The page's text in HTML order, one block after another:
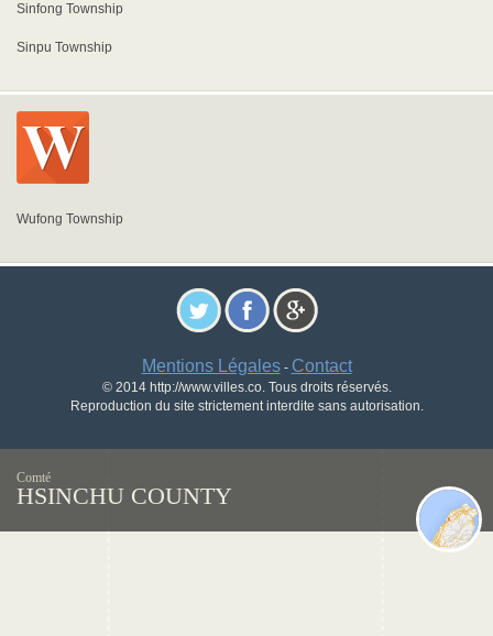
Sinfong Township
Sinpu Township
Wufong Township
Mentions Légales- Contact
© 2014 http://www.villes.co. Tous droits réservés.
Reproduction du site strictement interdite sans autorisation.
Comté
HSINCHU COUNTY